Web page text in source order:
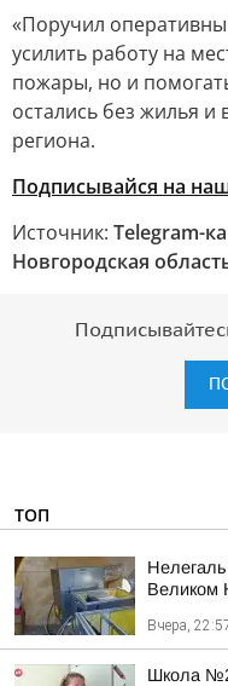
«Поручил
усилить работу на
пожары, но и
остались без жилья и
региона.
Подписывайся на
Источник: Telegram-
Новгородская
ТОП
Великом
Вчера,
Школа